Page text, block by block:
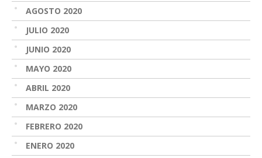
AGOSTO 2020
JULIO 2020
JUNIO 2020
MAYO 2020
ABRIL 2020
MARZO 2020
FEBRERO 2020
ENERO 2020